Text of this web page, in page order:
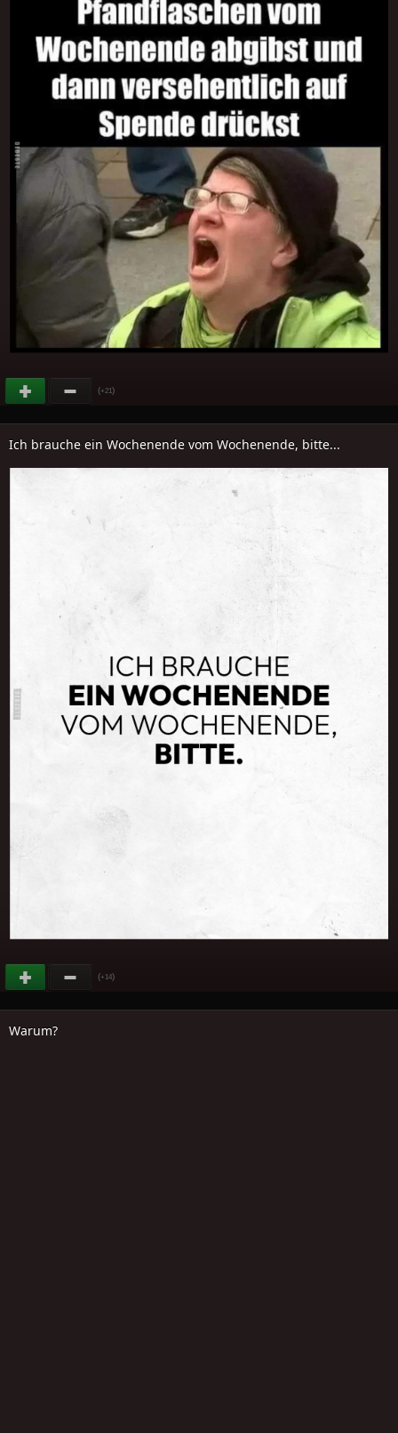
(+21)
Ich brauche ein Wochenende vom Wochenende, bitte...
(+14)
Warum?